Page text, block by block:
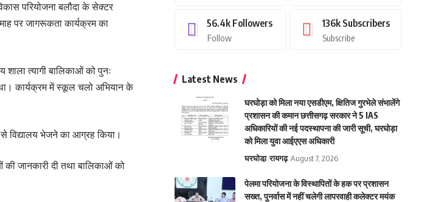
परियोजना बलौदा के सेक्टर
पर जागरूकता कार्यक्रम का
शाला त्यागी बालिकाओं को पुनः
कार्यक्रम में स्कूल चलो अभियान के
विद्यालय भेजने का आग्रह किया।
की जानकारी दी तथा बालिकाओं को
56.4k Followers
Follow
136k Subscribers
Subscribe
Latest News
घरघोड़ा को मिला नया एसडीएम, क्षितिज गुरभेले संभालेंगे
प्रशासन की कमान छत्तीसगढ़ सरकार ने 5 IAS
अधिकारियों की नई पदस्थापना की जारी सूची, घरघोड़ा
को मिला युवा आईएएस अधिकारी
घरघोडा़ रायगढ़ August 7, 2026
पेलमा परियोजना के विस्थापितों के हक पर प्रशासन
सख्त, पुनर्वास में नहीं चलेगी लापरवाही कलेक्टर मयंक